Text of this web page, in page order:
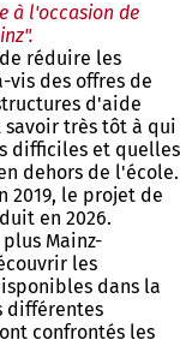
à l'occasion de
réduire les
vis des offres de
d'aide
savoir très tôt à qui
difficiles et quelles
dehors de l'école.
2019, le projet de
en 2026.
Mainz-
les
dans la
différentes
confrontés les